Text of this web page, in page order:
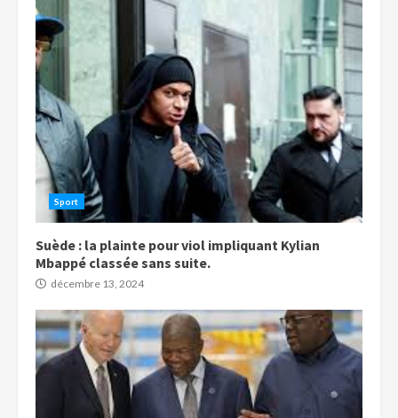
Sport
Suède : la plainte pour viol impliquant Kylian
Mbappé classée sans suite.
décembre 13, 2024